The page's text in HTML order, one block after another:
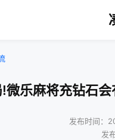
微乐麻将充钻石
发布时间：
发